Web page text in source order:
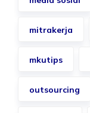
mitrakerja
mkutips
outsourcing